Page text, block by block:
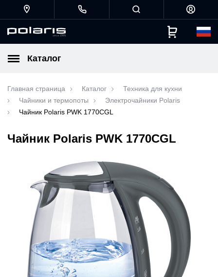
Каталог
Главная страница Каталог
Техника для кухни
Чайники и термопоты
Электрочайники Polaris
Чайник Polaris PWK 1770CGL
Чайник Polaris PWK 1770CGL